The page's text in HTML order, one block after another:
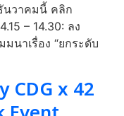
นวาคมนี้ คลิก
– 14.30: ลง
นาเรื่อง “ยกระดับ
CDG x 42